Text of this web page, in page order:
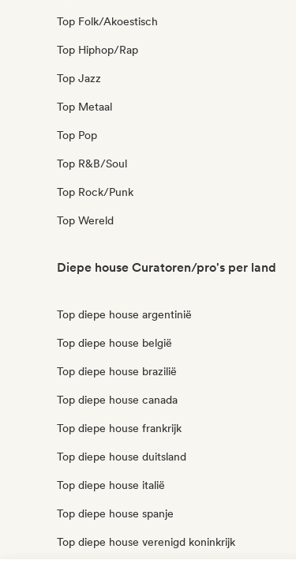
Top Folk/Akoestisch
Top Hiphop/Rap
Top Jazz
Top Metaal
Top Pop
Top R&B/Soul
Top Rock/Punk
Top Wereld
Diepe house Curatoren/pro's per land
Top diepe house argentinië
Top diepe house belgië
Top diepe house brazilië
Top diepe house canada
Top diepe house frankrijk
Top diepe house duitsland
Top diepe house italië
Top diepe house spanje
Top diepe house verenigd koninkrijk